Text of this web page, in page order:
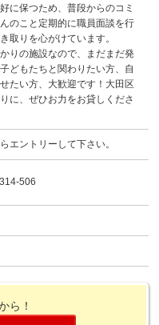
に保つため、普段からのコミ
のこと定期的に職員面談を行
取りを心がけています。
りの施設なので、まだまだ発
どもたちと関わりたい方、自
たい方、大歓迎です！大田区
に、ぜひお力をお貸しくださ
エントリーして下さい。
506
ら！